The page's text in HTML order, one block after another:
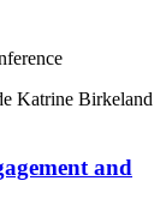
Katrine Birkeland
and